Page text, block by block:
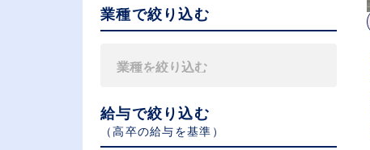
業種で絞り込む
給与で絞り込む
（⾼卒の給与を基準）